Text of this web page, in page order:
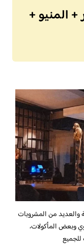
المنيو +
من المشروبات
وبعض المأكولات،
للجميع